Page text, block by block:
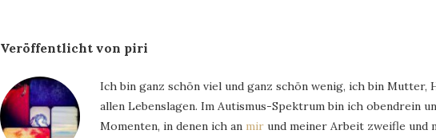
Veröffentlicht von piri
Ich bin ganz schön viel und ganz schön wenig, ich bin Mutter,
allen Lebenslagen. Im Autismus-Spektrum bin ich obendrein
Momenten, in denen ich an mir und meiner Arbeit zweifle und